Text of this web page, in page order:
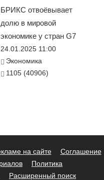
БРИКС отвоёвывает
долю в мировой
экономике у стран G7
24.01.2025 11:00
Экономика
1105 (40906)
на сайте
Соглашение
Политика
Расширенный поиск